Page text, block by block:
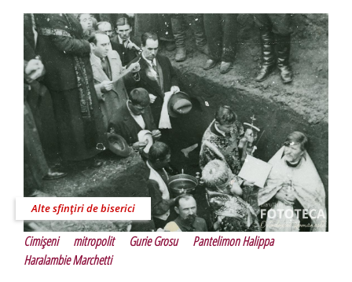
Alte sfinţiri de biserici
Cimişeni mitropolit Gurie Grosu
Pantelimon Halippa
Haralambie Marchetti